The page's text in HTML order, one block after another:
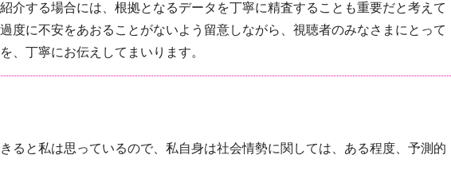
介する場合には、根拠となるデータを丁寧に精査することも重要だと考えて
度に不安をあおることがないよう留意しながら、視聴者のみなさまにとって
、丁寧にお伝えしてまいります。
ると私は思っているので、私自身は社会情勢に関しては、ある程度、予測的